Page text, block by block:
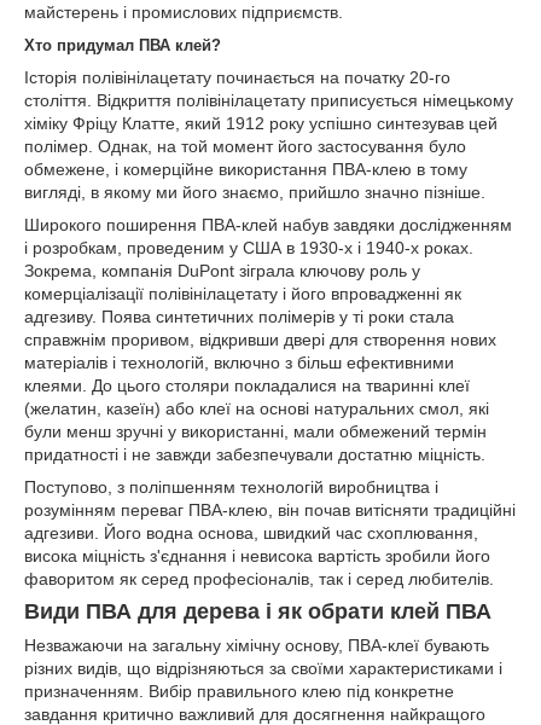
майстерень і промислових підприємств.
Хто придумал ПВА клей?
Історія полівінілацетату починається на початку 20-го
століття. Відкриття полівінілацетату приписується німецькому
хіміку Фріцу Клатте, який 1912 року успішно синтезував цей
полімер. Однак, на той момент його застосування було
обмежене, і комерційне використання ПВА-клею в тому
вигляді, в якому ми його знаємо, прийшло значно пізніше.
Широкого поширення ПВА-клей набув завдяки дослідженням
і розробкам, проведеним у США в 1930-х і 1940-х роках.
Зокрема, компанія DuPont зіграла ключову роль у
комерціалізації полівінілацетату і його впровадженні як
адгезиву. Поява синтетичних полімерів у ті роки стала
справжнім проривом, відкривши двері для створення нових
матеріалів і технологій, включно з більш ефективними
клеями. До цього столяри покладалися на тваринні клеї
(желатин, казеїн) або клеї на основі натуральних смол, які
були менш зручні у використанні, мали обмежений термін
придатності і не завжди забезпечували достатню міцність.
Поступово, з поліпшенням технологій виробництва і
розумінням переваг ПВА-клею, він почав витісняти традиційні
адгезиви. Його водна основа, швидкий час схоплювання,
висока міцність з'єднання і невисока вартість зробили його
фаворитом як серед професіоналів, так і серед любителів.
Види ПВА для дерева і як обрати клей ПВА
Незважаючи на загальну хімічну основу, ПВА-клеї бувають
різних видів, що відрізняються за своїми характеристиками і
призначенням. Вибір правильного клею під конкретне
завдання критично важливий для досягнення найкращого